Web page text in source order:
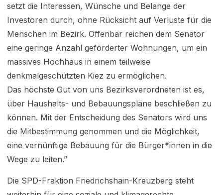
setzt die Interessen, Wünsche und Belange der
Investoren durch, ohne Rücksicht auf Verluste für die
Menschen im Bezirk. Offenbar reichen dem Senator
eine geringe Anzahl geförderter Wohnungen, um ein
massives Hochhaus in einem teilweise
denkmalgeschützten Kiez zu ermöglichen.
Das höchste Gut von uns Bezirksverordneten ist es,
über Haushalts- und Bebauungspläne beschließen zu
können. Mit der Entscheidung des Senators wird uns
die Mitbestimmung genommen und die Möglichkeit,
eine vernünftige Bebauung für die Bürger*innen in die
Wege zu leiten.”
Die SPD-Fraktion Friedrichshain-Kreuzberg steht